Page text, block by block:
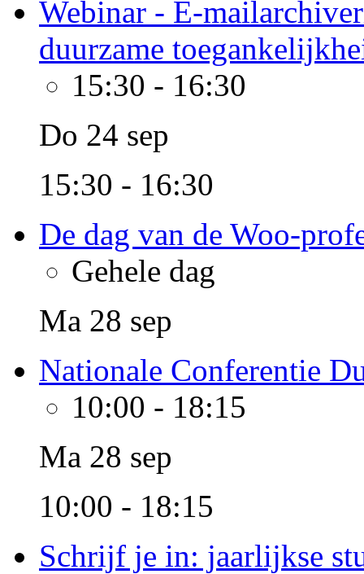
Webinar - E-
duurzame
15:30 - 16:30
Do 24 sep
15:30 - 16:30
De dag van de Woo-
Gehele dag
Ma 28 sep
Nationale Conferentie
10:00 - 18:15
Ma 28 sep
10:00 - 18:15
Schrijf je in: jaarlijkse